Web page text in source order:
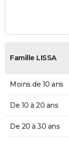
Famille LISSA
Moins de 10 ans
De 10 à 20 ans
De 20 à 30 ans